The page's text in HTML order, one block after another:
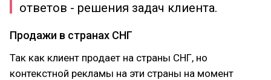
ответов - решения задач клиента.
Продажи в странах СНГ
Так как клиент продает на страны СНГ, но
контекстной рекламы на эти страны на момент